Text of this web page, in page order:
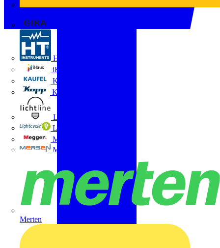
HT Instruments GmbH
iHaus
Kaufel
Kopp
Lichtline
LIGHTCYCLE
Megger
Mersen
Merten